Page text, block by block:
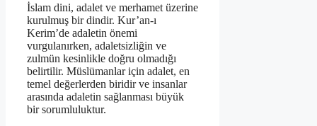
İslam dini, adalet ve merhamet üzerine
kurulmuş bir dindir. Kur’an-ı
Kerim’de adaletin önemi
vurgulanırken, adaletsizliğin ve
zulmün kesinlikle doğru olmadığı
belirtilir. Müslümanlar için adalet, en
temel değerlerden biridir ve insanlar
arasında adaletin sağlanması büyük
bir sorumluluktur.